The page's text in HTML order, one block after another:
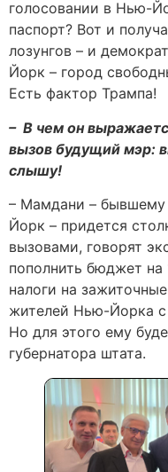
голосовании в Нью-
паспорт? Вот и
лозунгов – и
Йорк – город
Есть фактор Трампа!
– В чем он
вызов будущий мэр:
слышу!
– Мамдани –
Йорк – придется
вызовами, говорят
пополнить бюджет на
налоги на
жителей Нью-Йорка
Но для этого ему
губернатора штата.